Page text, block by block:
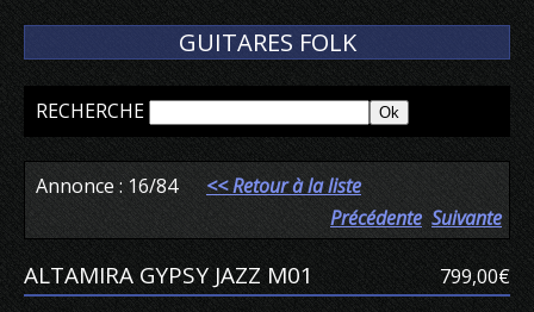
GUITARES FOLK
RECHERCHE
Annonce : 16/84 << Retour à la liste
Précédente Suivante
799,00€
ALTAMIRA GYPSY JAZZ M01